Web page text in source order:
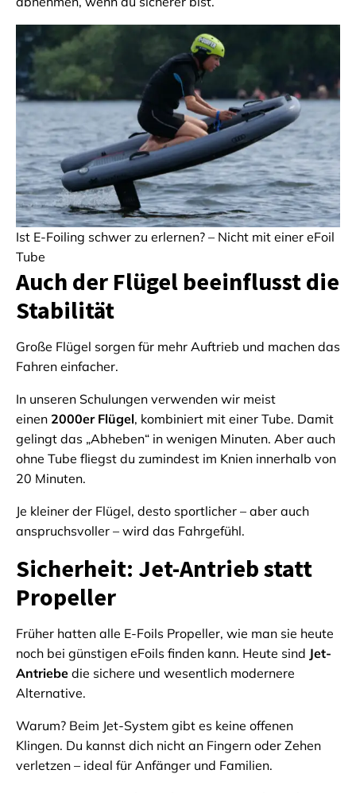
Ist E-Foiling schwer zu erlernen? – Nicht mit einer eFoil
Tube
Auch der Flügel beeinflusst die
Stabilität
Große Flügel sorgen für mehr Auftrieb und machen das
Fahren einfacher.
In unseren Schulungen verwenden wir meist
einen 2000er Flügel, kombiniert mit einer Tube. Damit
gelingt das „Abheben“ in wenigen Minuten. Aber auch
ohne Tube fliegst du zumindest im Knien innerhalb von
20 Minuten.
Je kleiner der Flügel, desto sportlicher – aber auch
anspruchsvoller – wird das Fahrgefühl.
Sicherheit: Jet-Antrieb statt
Propeller
Früher hatten alle E-Foils Propeller, wie man sie heute
noch bei günstigen eFoils finden kann. Heute sind Jet-
Antriebe die sichere und wesentlich modernere
Alternative.
Warum? Beim Jet-System gibt es keine offenen
Klingen. Du kannst dich nicht an Fingern oder Zehen
verletzen – ideal für Anfänger und Familien.